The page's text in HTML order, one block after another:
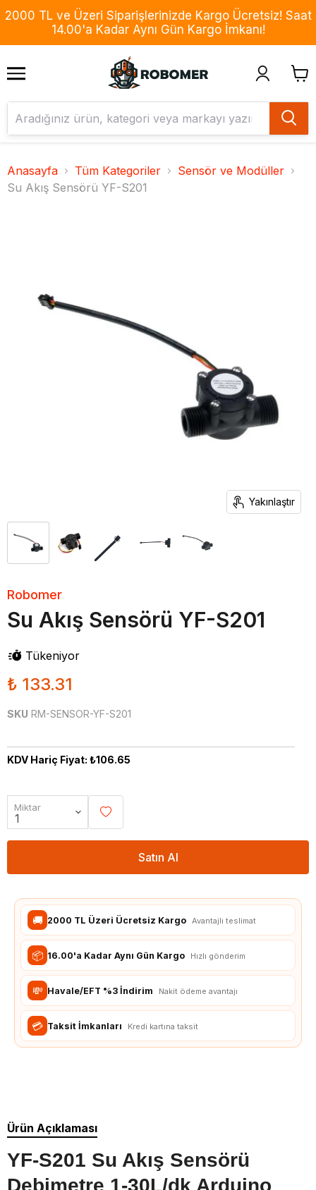
2000 TL ve Üzeri Siparişlerinizde Kargo Ücretsiz! Saat
14.00'a Kadar Aynı Gün Kargo İmkanı!
Anasayfa Tüm Kategoriler
Sensör ve Modüller
Su Akış Sensörü YF-S201
Yakınlaştır
Robomer
Su Akış Sensörü YF-S201
Tükeniyor
₺ 133.31
SKU RM-SENSOR-YF-S201
KDV Hariç Fiyat: ₺106.65
Miktar
Satın Al
🚚 2000 TL Üzeri Ücretsiz Kargo Avantajlı teslimat
📦 16.00'a Kadar Aynı Gün Kargo Hızlı gönderim
💸 Havale/EFT %3 İndirim Nakit ödeme avantajı
💳 Taksit İmkanları Kredi kartına taksit
Ürün Açıklaması
YF-S201 Su Akış Sensörü
Debimetre 1-30L/dk Arduino